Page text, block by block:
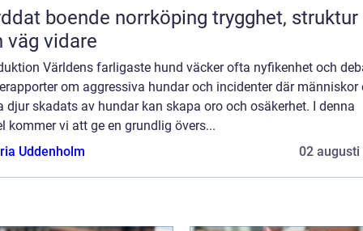
boende norrköping trygghet, struktur
väg vidare
Världens farligaste hund väcker ofta nyfikenhet och
om aggressiva hundar och incidenter där människor
djur skadats av hundar kan skapa oro och osäkerhet. I denna
kommer vi att ge en grundlig övers...
Uddenholm
02 augusti